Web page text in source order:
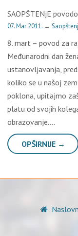
SAOPŠTENjE
07. Mar 2011. →
8. mart – povod za
Međunarodni dan
ustanovljavanja,
koliko se u našoj
poklona, upitajmo
platu od svojih
obrazovanje….
OPŠIRNIJE →